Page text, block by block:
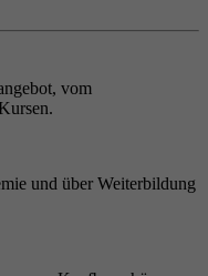
vom
und über Weiterbildung